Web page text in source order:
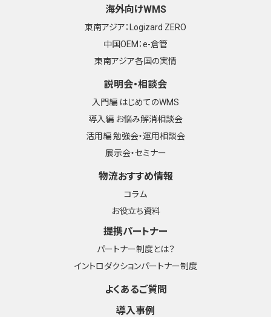
海外向けWMS
東南アジア：Logizard ZERO
中国OEM：e-倉管
東南アジア各国の実情
説明会・相談会
入門編 はじめてのWMS
導入編 お悩み解消相談会
活用編 勉強会・運用相談会
展示会・セミナー
物流おすすめ情報
コラム
お役立ち資料
提携パートナー
パートナー制度とは？
イントロダクションパートナー制度
よくあるご質問
導入事例